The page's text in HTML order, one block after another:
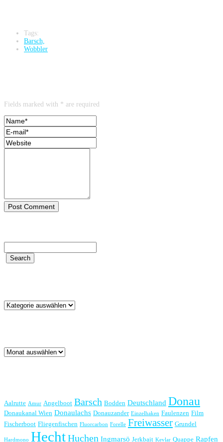
Tags:
Barsch,
Wobbler
Fields marked with * are required
Kategorien
Archiv
Aalrutte Amur Angelboot Barsch Bodden Deutschland Donau
Donaukanal Wien Donaulachs Donauzander Einzelhaken Faulenzen Film
Fischerboot Fliegenfischen Fluorcarbon Forelle Freiwasser Grundel
Hardmono HechtHuchen Ingmarsö Jerkbait Kevlar Quappe Rapfen